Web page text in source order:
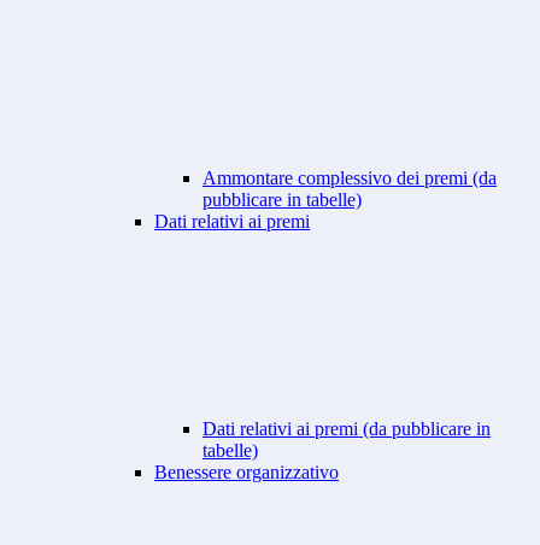
Ammontare complessivo dei premi (da
pubblicare in tabelle)
Dati relativi ai premi
Dati relativi ai premi (da pubblicare in
tabelle)
Benessere organizzativo